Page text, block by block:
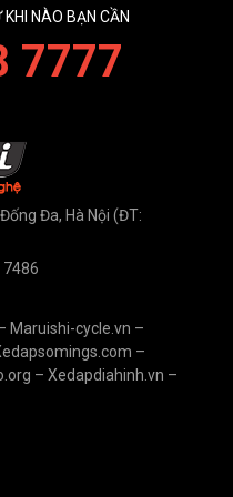
NÀO BẠN CẦN
7777
Đa, Hà Nội (ĐT:
Maruishi-cycle.vn –
–
– Xedapdiahinh.vn –